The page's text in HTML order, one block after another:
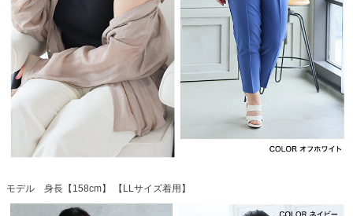
モデル 身長【158cm】 【LLサイズ着用】